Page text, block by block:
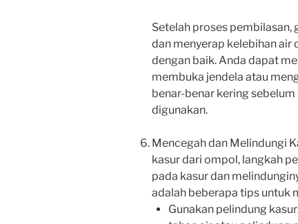
Setelah proses pembilasan,
dan menyerap kelebihan air
dengan baik. Anda dapat
membuka jendela atau
benar-benar kering
digunakan.
Mencegah dan Melindungi
kasur dari ompol, langkah
pada kasur dan
adalah beberapa tips untuk
Gunakan pelindung